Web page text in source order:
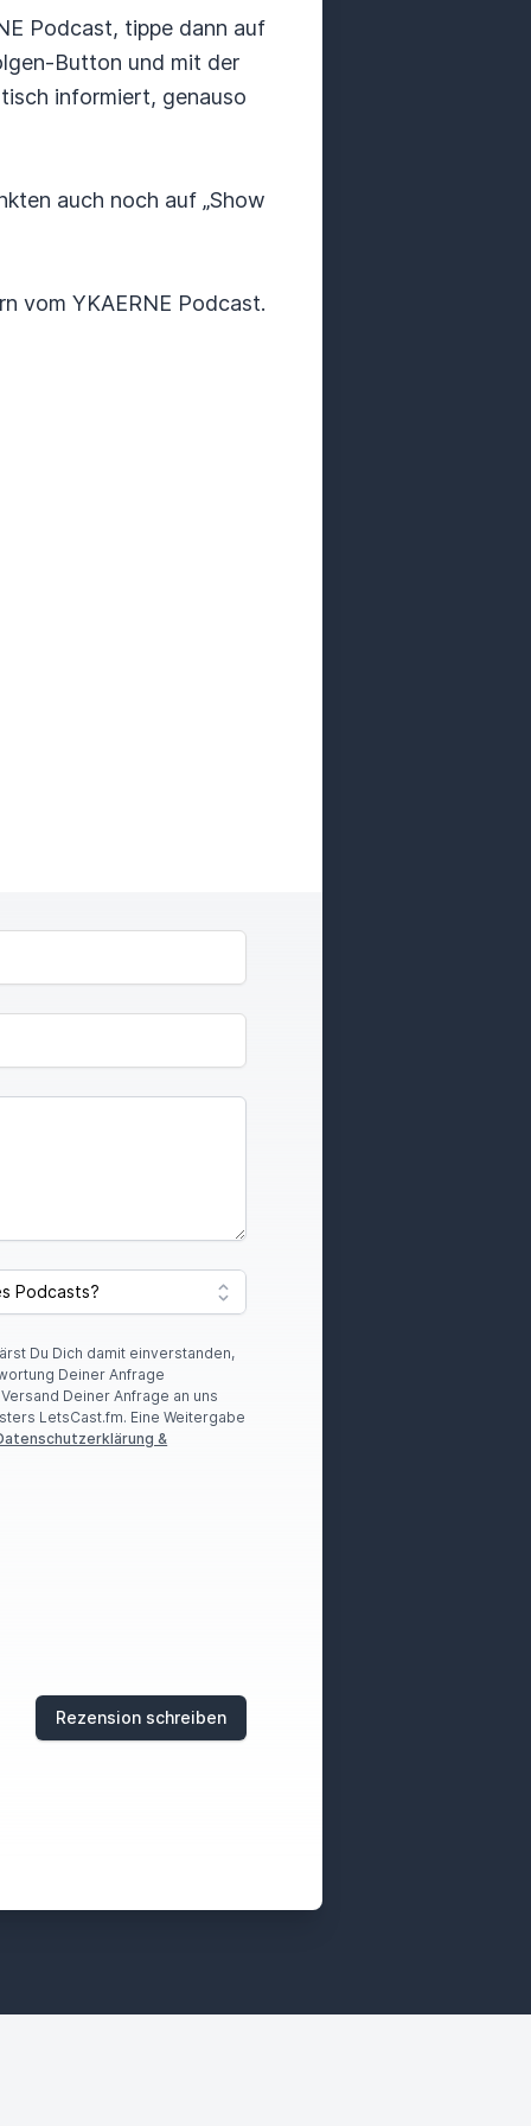
Podcast, tippe dann auf
Button und mit der
informiert, genauso
auch noch auf „Show
vom YKAERNE Podcast.
Du Dich damit einverstanden,
Deiner Anfrage
Deiner Anfrage an uns
LetsCast.fm. Eine Weitergabe
&
Rezension schreiben